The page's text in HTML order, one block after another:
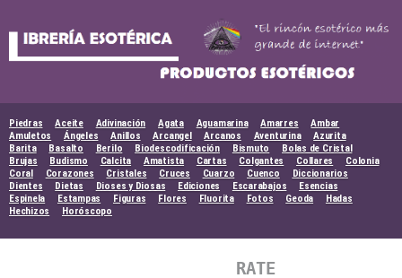
Piedras Aceite Adivinación Agata Aguamarina Amarres
Ambar
Amuletos
Ángeles Anillos Arcangel Arcanos Aventurina
Azurita
Barita
Basalto Berilo Biodescodificación Bismuto
Bolas de Cristal
Brujas
Budismo Calcita Amatista Cartas Colgantes Collares
Colonia
Coral
Corazones Cristales Cruces Cuarzo Cuenco
Diccionarios
Dientes
Dietas Dioses y Diosas Ediciones Escarabajos
Esencias
Espinela
Estampas Figuras Flores Fluorita Fotos Geoda
Hadas
Hechizos
Horóscopo
RATE